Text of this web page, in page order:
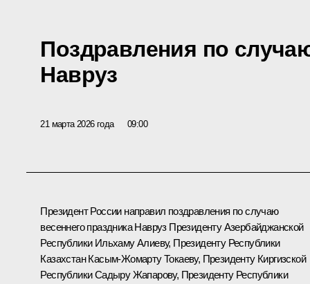
Поздравления по
Навруз
21 марта 2026 года 09:00
Президент России направил поздравления по случаю
весеннего праздника Навруз Президенту Азербайджанской
Республики Ильхаму Алиеву, Президенту Республики
КазахстанКасым-Жомарту Токаеву, Президенту Киргизской
РеспубликиСадыру Жапарову, Президенту Республики